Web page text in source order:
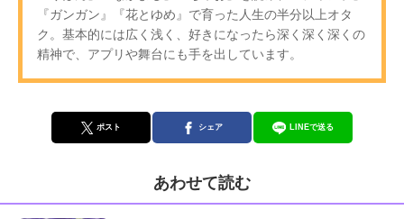
『ガンガン』『花とゆめ』で育った人生の半分以上オタ
ク。基本的には広く浅く、好きになったら深く深く深くの
精神で、アプリや舞台にも手を出しています。
ポスト シェア LINEで送る
あわせて読む